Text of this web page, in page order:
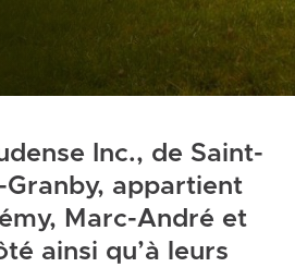
Inc., de Saint-
appartient
Marc-André et
ainsi qu’à leurs